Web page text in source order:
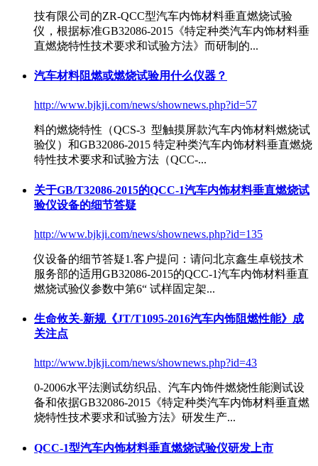
技有限公司的ZR-QCC型汽车内饰材料垂直燃烧试验
仪，根据标准GB32086-2015 《特定种类汽车内饰材料垂
直燃烧特性技术要求和试验方法》而研制的...
汽车材料阻燃或燃烧试验用什么仪器？
http://www.bjkji.com/news/shownews.php?id=57
料的燃烧特性（QCS-3 型触摸屏款汽车内饰材料燃烧试
验仪）和GB32086-2015 特定种类汽车内饰材料垂直燃烧
特性技术要求和试验方法（QCC-...
关于GB/T32086-2015的QCC-1汽车内饰材料垂直燃烧试
验仪设备的细节答疑
http://www.bjkji.com/news/shownews.php?id=135
仪设备的细节答疑1.客户提问：请问北京鑫生卓锐技术
服务部的适用GB32086-2015的QCC-1汽车内饰材料垂直
燃烧试验仪参数中第6“ 试样固定架...
生命攸关-新规《JT/T1095-2016汽车内饰阻燃性能》成
关注点
http://www.bjkji.com/news/shownews.php?id=43
0-2006水平法测试纺织品、汽车内饰件燃烧性能测试设
备和依据GB32086-2015 《特定种类汽车内饰材料垂直燃
烧特性技术要求和试验方法》研发生产...
QCC-1型汽车内饰材料垂直燃烧试验仪研发上市